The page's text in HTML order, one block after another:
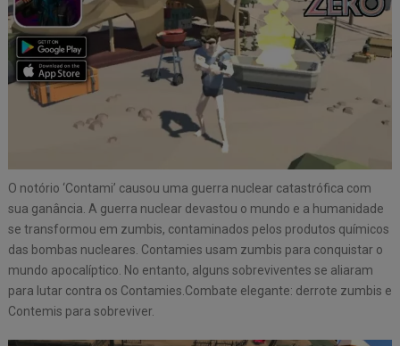
O notório ‘Contami’ causou uma guerra nuclear catastrófica com
sua ganância. A guerra nuclear devastou o mundo e a humanidade
se transformou em zumbis, contaminados pelos produtos químicos
das bombas nucleares. Contamies usam zumbis para conquistar o
mundo apocalíptico. No entanto, alguns sobreviventes se aliaram
para lutar contra os Contamies.Combate elegante: derrote zumbis e
Contemis para sobreviver.